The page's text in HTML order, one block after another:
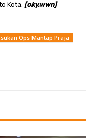
Kota. [oky.wwn]
Ops Mantap Praja